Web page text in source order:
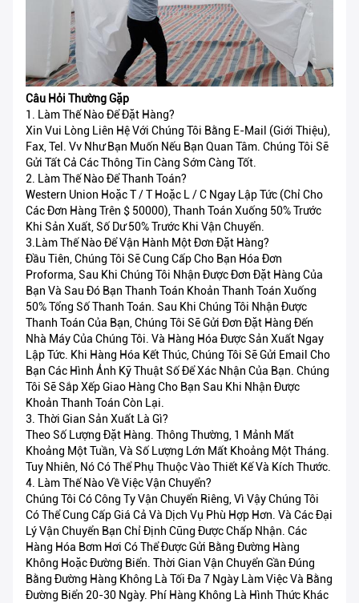
Câu Hỏi Thường Gặp
1. Làm Thế Nào Để Đặt Hàng?
Xin Vui Lòng Liên Hệ Với Chúng Tôi Bằng E-Mail (giới Thiệu),
Fax, Tel. Vv Như Bạn Muốn Nếu Bạn Quan Tâm. Chúng Tôi Sẽ
Gửi Tất Cả Các Thông Tin Càng Sớm Càng Tốt.
2. Làm Thế Nào Để Thanh Toán?
Western Union Hoặc T / T Hoặc L / C Ngay Lập Tức (chỉ Cho
Các Đơn Hàng Trên $ 50000), Thanh Toán Xuống 50% Trước
Khi Sản Xuất, Số Dư 50% Trước Khi Vận Chuyển.
3.Làm Thế Nào Để Vận Hành Một Đơn Đặt Hàng?
Đầu Tiên, Chúng Tôi Sẽ Cung Cấp Cho Bạn Hóa Đơn
Proforma, Sau Khi Chúng Tôi Nhận Được Đơn Đặt Hàng Của
Bạn Và Sau Đó Bạn Thanh Toán Khoản Thanh Toán Xuống
50% Tổng Số Thanh Toán. Sau Khi Chúng Tôi Nhận Được
Thanh Toán Của Bạn, Chúng Tôi Sẽ Gửi Đơn Đặt Hàng Đến
Nhà Máy Của Chúng Tôi. Và Hàng Hóa Được Sản Xuất Ngay
Lập Tức. Khi Hàng Hóa Kết Thúc, Chúng Tôi Sẽ Gửi Email Cho
Bạn Các Hình Ảnh Kỹ Thuật Số Để Xác Nhận Của Bạn. Chúng
Tôi Sẽ Sắp Xếp Giao Hàng Cho Bạn Sau Khi Nhận Được
Khoản Thanh Toán Còn Lại.
3. Thời Gian Sản Xuất Là Gì?
Theo Số Lượng Đặt Hàng. Thông Thường, 1 Mảnh Mất
Khoảng Một Tuần, Và Số Lượng Lớn Mất Khoảng Một Tháng.
Tuy Nhiên, Nó Có Thể Phụ Thuộc Vào Thiết Kế Và Kích Thước.
4. Làm Thế Nào Về Việc Vận Chuyển?
Chúng Tôi Có Công Ty Vận Chuyển Riêng, Vì Vậy Chúng Tôi
Có Thể Cung Cấp Giá Cả Và Dịch Vụ Phù Hợp Hơn. Và Các Đại
Lý Vận Chuyển Bạn Chỉ Định Cũng Được Chấp Nhận. Các
Hàng Hóa Bơm Hơi Có Thể Được Gửi Bằng Đường Hàng
Không Hoặc Đường Biển. Thời Gian Vận Chuyển Gần Đúng
Bằng Đường Hàng Không Là Tối Đa 7 Ngày Làm Việc Và Bằng
Đường Biển 20-30 Ngày. Phí Hàng Không Là Hình Thức Khác